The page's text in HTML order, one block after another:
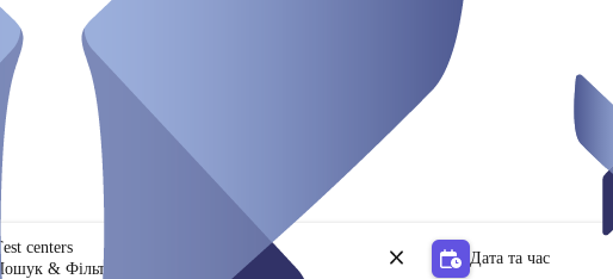
Test centers
Пошук & Фільтр
Дата та час